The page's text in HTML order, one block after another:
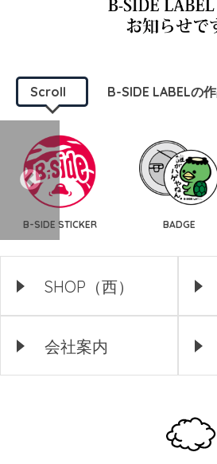
Scroll B-SIDE LABELの
B-SIDE STICKER BADGE
SHOP（西）
会社案内